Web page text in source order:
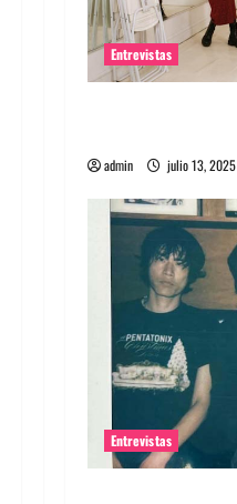
Entrevistas
admin julio 13, 2025
Entrevistas